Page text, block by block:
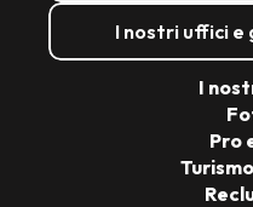
I nostri uffici e
I
Pro